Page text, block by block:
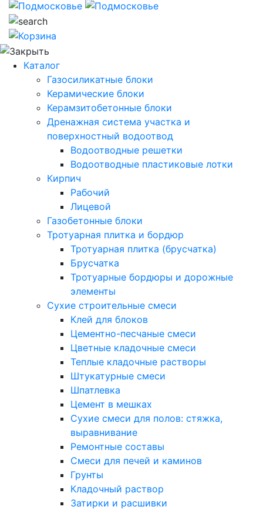
Каталог
Газосиликатные блоки
Керамические блоки
Керамзитобетонные блоки
Дренажная система участка и
поверхностный водоотвод
Водоотводные решетки
Водоотводные пластиковые лотки
Кирпич
Рабочий
Лицевой
Газобетонные блоки
Тротуарная плитка и бордюр
Тротуарная плитка (брусчатка)
Брусчатка
Тротуарные бордюры и дорожные
элементы
Сухие строительные смеси
Клей для блоков
Цементно-песчаные смеси
Цветные кладочные смеси
Теплые кладочные растворы
Штукатурные смеси
Шпатлевка
Цемент в мешках
Сухие смеси для полов: стяжка,
выравнивание
Ремонтные составы
Смеси для печей и каминов
Грунты
Кладочный раствор
Затирки и расшивки